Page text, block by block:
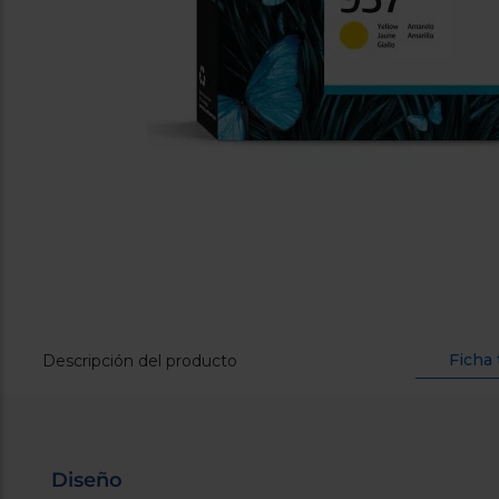
Descripción del producto Ficha
Diseño